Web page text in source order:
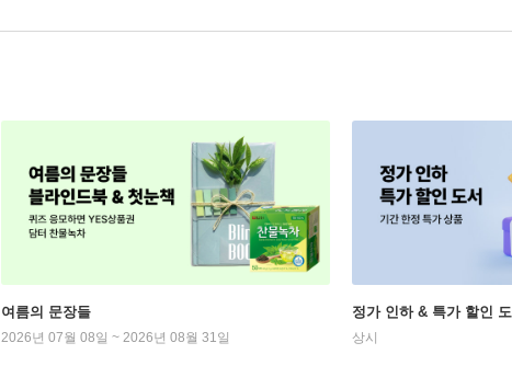
여름의 문장들
2026년 07월 08일 ~ 2026년 08월 31일
정가 인하 & 특가 할인
상시